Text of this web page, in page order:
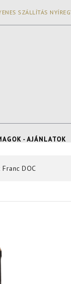
SZÁLLÍTÁS
- AJÁNLATOK
DOC